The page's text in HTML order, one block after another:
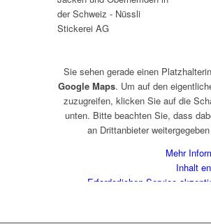
Sie sehen gerade einen
Google Maps. Um auf den
zuzugreifen, klicken Sie auf die
unten. Bitte beachten Sie, dass
an Drittanbieter
Mehr
Inhalt
Erforderlichen Service